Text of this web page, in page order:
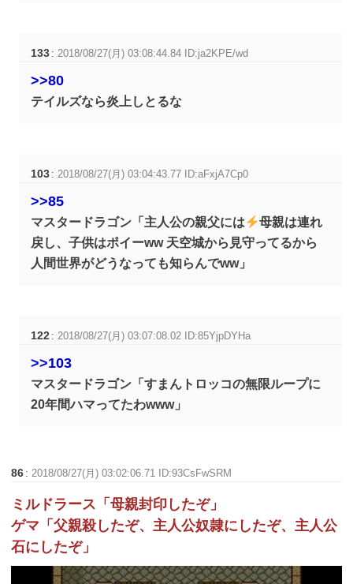
133 :2018/08/27(月) 03:08:44.84 ID:ja2KPE/wd
>>80
テイルズなら炎上しとるな
103 :2018/08/27(月) 03:04:43.77 ID:aFxjA7Cp0
>>85
マスタードラゴン「主人公の親父には
母親は連れ
戻し、子供はポイーww 天空城から見守ってるから
人間世界がどうなっても知らんでww」
122 :2018/08/27(月) 03:07:08.02 ID:85YjpDYHa
>>103
マスタードラゴン「すまんトロッコの無限ループに
20年間ハマってたわwww」
86 :2018/08/27(月) 03:02:06.71 ID:93CsFwSRM
ミルドラース「母親封印したぞ」
ゲマ「父親殺したぞ、主人公奴隷にしたぞ、主人公
石にしたぞ」